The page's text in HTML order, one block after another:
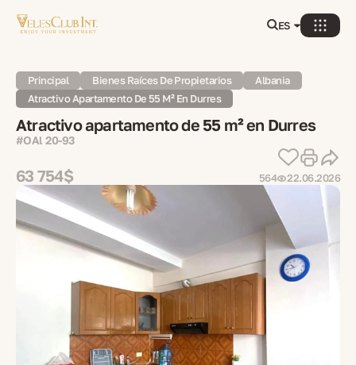
ES
Principal Bienes Raíces De Propietarios
Albania
Atractivo Apartamento De 55 M² En Durres
Atractivo apartamento de 55 m² en Durres
#OAl 20-93
63 754$ 564 22.06.2026